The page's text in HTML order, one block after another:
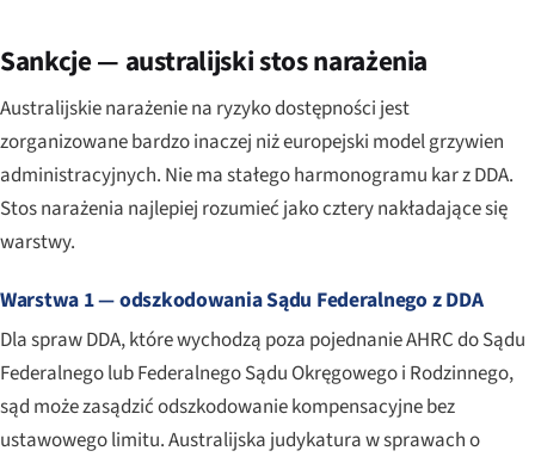
Sankcje — australijski stos narażenia
Australijskie narażenie na ryzyko dostępności jest
zorganizowane bardzo inaczej niż europejski model grzywien
administracyjnych. Nie ma stałego harmonogramu kar z DDA.
Stos narażenia najlepiej rozumieć jako cztery nakładające się
warstwy.
Warstwa 1 — odszkodowania Sądu Federalnego z DDA
Dla spraw DDA, które wychodzą poza pojednanie AHRC do Sądu
Federalnego lub Federalnego Sądu Okręgowego i Rodzinnego,
sąd może zasądzić odszkodowanie kompensacyjne bez
ustawowego limitu. Australijska judykatura w sprawach o